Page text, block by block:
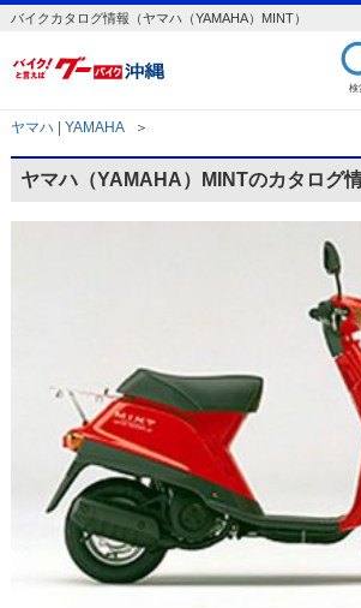
バイクカタログ情報（ヤマハ（YAMAHA）MINT）
検
ヤマハ | YAMAHA ＞
ヤマハ（YAMAHA）MINTのカタログ